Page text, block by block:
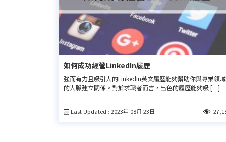
如何成功經營LinkedIn履歷
強而有力且吸引人的LinkedIn英文履歷能夠幫助你與專業領域
的人脈建立關係。對於求職者而言，出色的履歷能夠吸 […]
Last Updated : 2023年 08月 23日